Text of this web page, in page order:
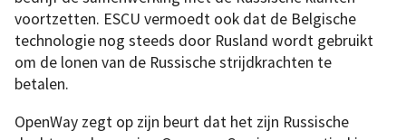
voortzetten. ESCU vermoedt ook dat de Belgische
technologie nog steeds door Rusland wordt gebruikt
om de lonen van de Russische strijdkrachten te
betalen.
OpenWay zegt op zijn beurt dat het zijn Russische